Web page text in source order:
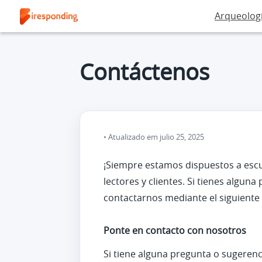
Contáctenos
Atualizado em julio 25, 2025
¡Siempre estamos dispuestos a
lectores y clientes. Si tienes
contactarnos mediante el
Ponte en contacto con nosotros
Si tiene alguna pregunta o